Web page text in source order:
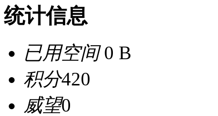
统计信息
已用空间0 B
积分420
威望0